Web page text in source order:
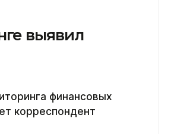
выявил
финансовых
корреспондент